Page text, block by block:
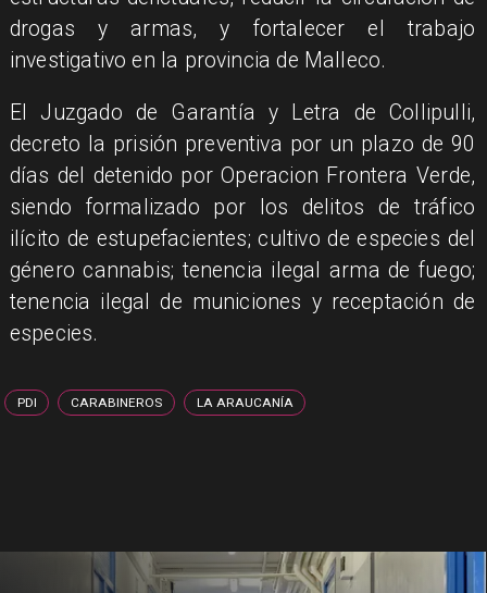
drogas y armas, y fortalecer el trabajo
investigativo en la provincia de Malleco.
El Juzgado de Garantía y Letra de Collipulli,
decreto la prisión preventiva por un plazo de 90
días del detenido por Operacion Frontera Verde,
siendo formalizado por los delitos de tráfico
ilícito de estupefacientes; cultivo de especies del
género cannabis; tenencia ilegal arma de fuego;
tenencia ilegal de municiones y receptación de
especies.
PDI CARABINEROS LA ARAUCANÍA